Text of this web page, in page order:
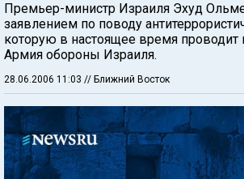
Премьер-министр Израиля Эхуд
заявлением по поводу
которую в настоящее время проводит
Армия обороны Израиля.
28.06.2006 11:03 // Ближний Восток